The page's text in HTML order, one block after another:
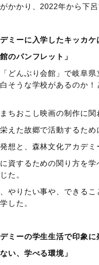
かかり、2022年から下
ミーに入学したキッカケ
のパンフレット」
どんぶり会館」で岐阜
そうな学校があるのか！
ちおこし映画の制作に
えた故郷で活動するた
想と、森林文化アカデ
資するための関り方を
た。
やりたい事や、できる
した。
ミーの学生生活で印象に
い、学べる環境」